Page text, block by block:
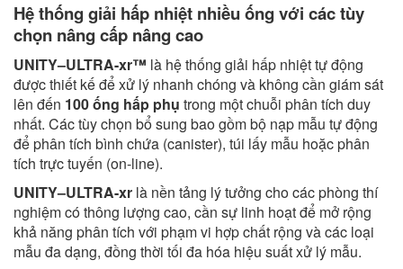
Hệ thống giải hấp nhiệt nhiều ống với các tùy
chọn nâng cấp nâng cao
UNITY–ULTRA-xr™ là hệ thống giải hấp nhiệt tự động
được thiết kế để xử lý nhanh chóng và không cần giám sát
lên đến 100 ống hấp phụ trong một chuỗi phân tích duy
nhất. Các tùy chọn bổ sung bao gồm bộ nạp mẫu tự động
để phân tích bình chứa (canister), túi lấy mẫu hoặc phân
tích trực tuyến (on-line).
UNITY–ULTRA-xr là nền tảng lý tưởng cho các phòng thí
nghiệm có thông lượng cao, cần sự linh hoạt để mở rộng
khả năng phân tích với phạm vi hợp chất rộng và các loại
mẫu đa dạng, đồng thời tối đa hóa hiệu suất xử lý mẫu.